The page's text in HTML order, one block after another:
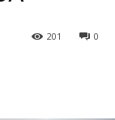
0
201